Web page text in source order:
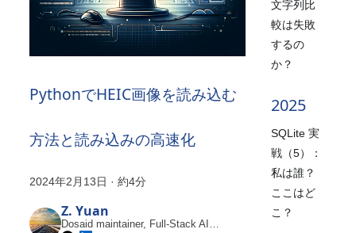
PythonでHEIC画像を読み込む
方法と読み込みの高速化
2024年2月13日 ·約4分
Z. Yuan
Dosaid maintainer, Full-Stack AI
文字列比
較は失敗
するの
か？
2025
SQLite 実
戦（5）：
私は誰？
ここはど
こ？